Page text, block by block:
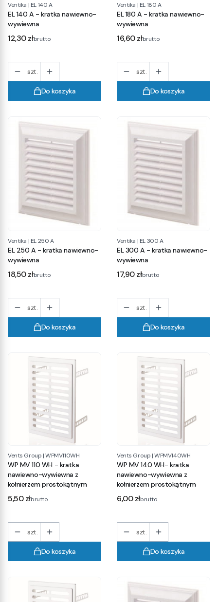
Ventika | EL 140 A
EL 140 A - kratka nawiewno-
wywiewna
Cena
12,30 złbrutto
szt.
Do koszyka
Ventika | EL 180 A
EL 180 A - kratka nawiewno-
wywiewna
Cena
16,60 złbrutto
szt.
Do koszyka
Ventika | EL 250 A
EL 250 A - kratka nawiewno-
wywiewna
Cena
18,50 złbrutto
szt.
Do koszyka
Ventika | EL 300 A
EL 300 A - kratka nawiewno-
wywiewna
Cena
17,90 złbrutto
szt.
Do koszyka
Vents Group |WPMV110WH
WP MV 110 WH - kratka
nawiewno-wywiewna z
kołnierzem prostokątnym
Cena
5,50 złbrutto
szt.
Do koszyka
Vents Group |WPMV140WH
WP MV 140 WH- kratka
nawiewno-wywiewna z
kołnierzem prostokątnym
Cena
6,00 złbrutto
szt.
Do koszyka